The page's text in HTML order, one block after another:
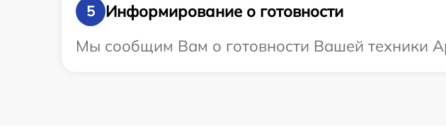
5
Информирование о готовности
Мы сообщим Вам о готовности Вашей техники